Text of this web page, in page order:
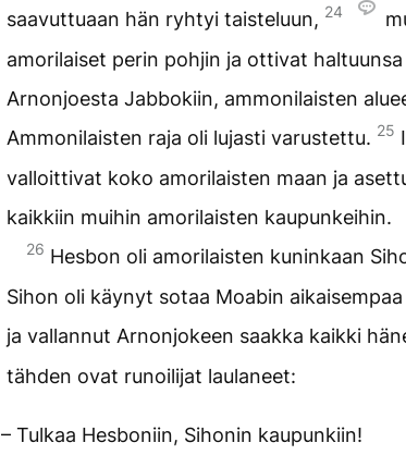
saavuttuaan hän ryhtyi taisteluun, 24
amorilaiset perin pohjin ja ottivat
Arnonjoesta Jabbokiin, ammonilaisten
Ammonilaisten raja oli lujasti varustettu. 25
valloittivat koko amorilaisten maan ja
kaikkiin muihin amorilaisten kaupunkeihin.
26 Hesbon oli amorilaisten kuninkaan
Sihon oli käynyt sotaa Moabin
ja vallannut Arnonjokeen saakka kaikki
tähden ovat runoilijat laulaneet:
– Tulkaa Hesboniin, Sihonin kaupunkiin!